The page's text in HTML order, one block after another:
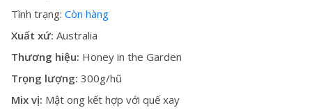
Tình trạng: Còn hàng
Xuất xứ: Australia
Thương hiệu: Honey in the Garden
Trọng lượng: 300g/hũ
Mix vị: Mật ong kết hợp với quế xay